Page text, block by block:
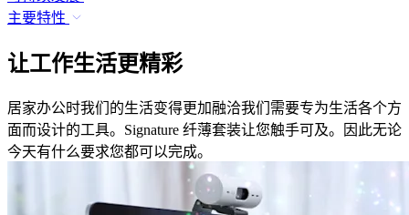
主要特性
让工作生活更精彩
居家办公时我们的生活变得更加融洽我们需要专为生活各个方
面而设计的工具。Signature 纤薄套装让您触手可及。因此无论
今天有什么要求您都可以完成。